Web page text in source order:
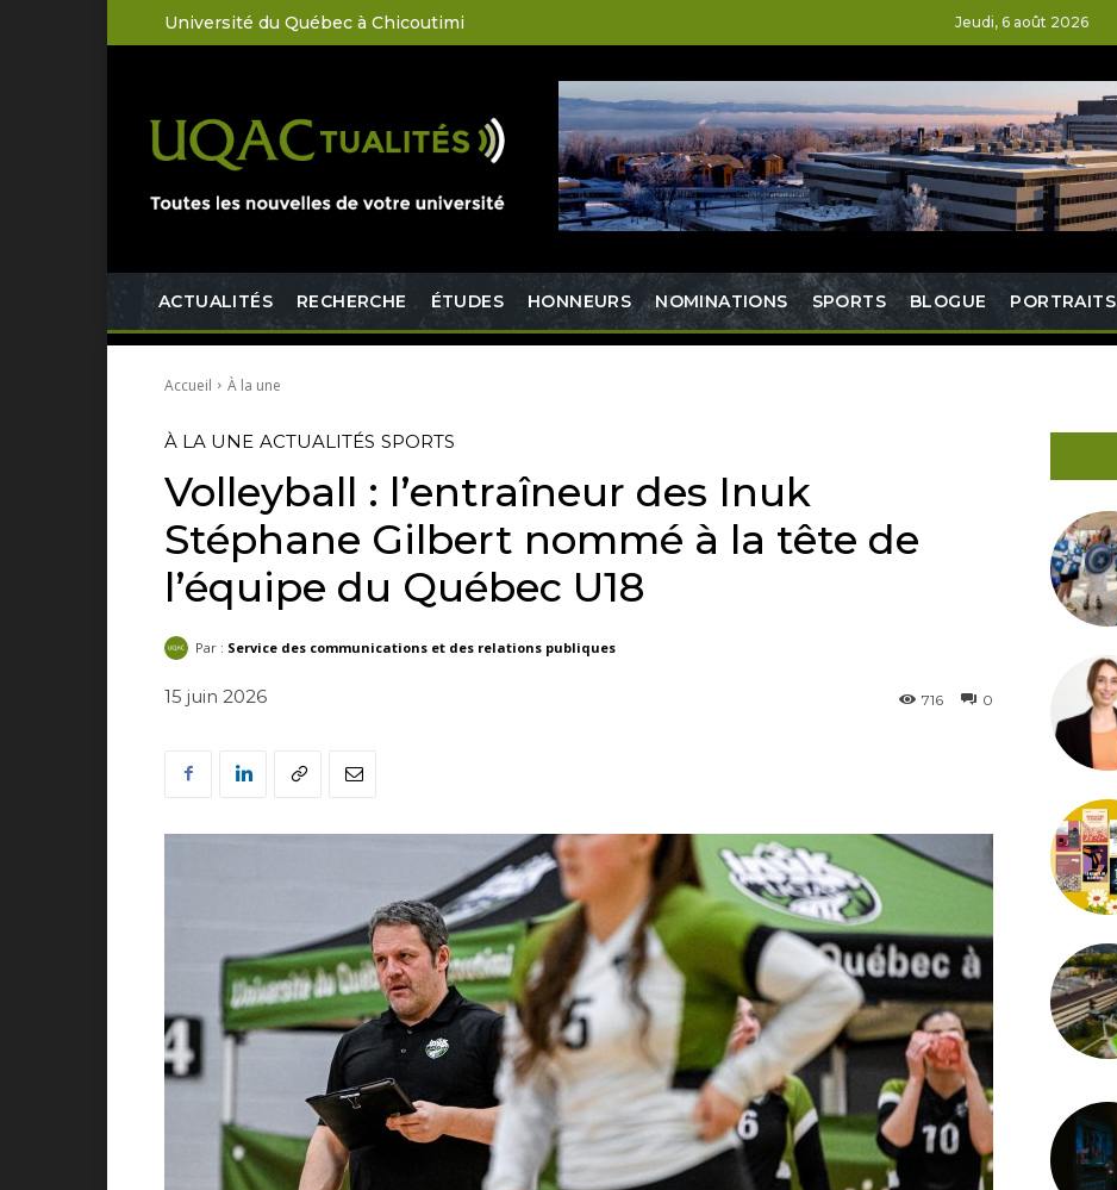
Université du Québec à Chicoutimi Jeudi, 6 août 2026
ACTUALITÉS RECHERCHE ÉTUDES HONNEURS NOMINATIONS SPORTS BLOGUE PORTRAITS
Accueil À la une
À LA UNE ACTUALITÉS SPORTS
Volleyball : l’entraîneur des Inuk
Stéphane Gilbert nommé à la tête de
l’équipe du Québec U18
Par : Service des communications et des relations publiques
15 juin 2026 0
716